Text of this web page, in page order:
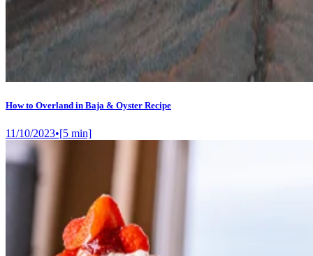
How to Overland in Baja & Oyster Recipe
11/10/2023•[5 min]